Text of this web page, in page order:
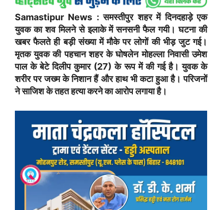
Samastipur News : समस्तीपुर शहर में दिनदहाड़े एक
युवक का शव मिलने से इलाके में सनसनी फैल गयी। घटना की
खबर फैलते ही बड़ी संख्या में मौके पर लोगों की भीड़ जुट गई।
मृतक युवक की पहचान शहर के घोषलेन मोहल्ला निवासी उमेश
पाल के बेटे दिलीप कुमार (27) के रूप में की गई है। युवक के
शरीर पर जख्म के निशान हैं और हाथ भी कटा हुआ है। परिजनों
ने साजिश के तहत हत्या करने का आरोप लगाया है।